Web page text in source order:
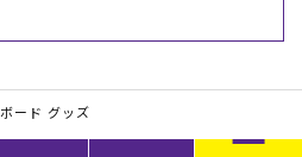
ード グッズ